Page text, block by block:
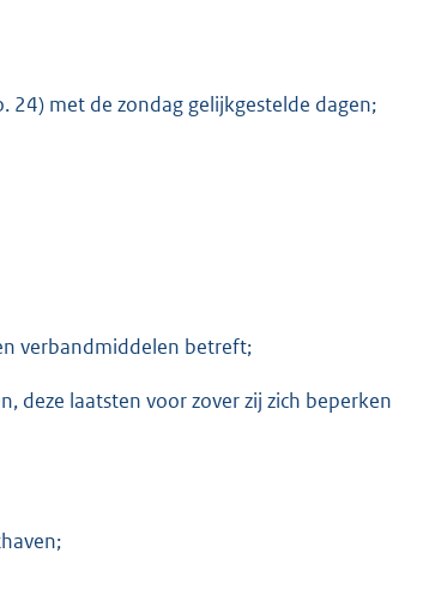
24) met de zondag gelijkgestelde dagen;
verbandmiddelen betreft;
deze laatsten voor zover zij zich beperken